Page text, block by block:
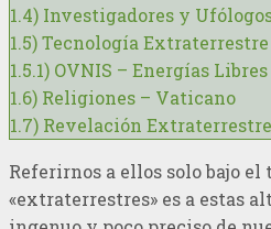
1.4) Investigadores y
1.5)Tecnología Extraterrestre
1.5.1) OVNIS – Energías Libres
1.6) Religiones – Vaticano
1.7) Revelación Extraterrestre
Referirnos a ellos solo bajo
«extraterrestres» es a estas